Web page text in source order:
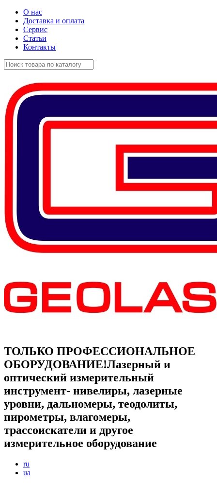
О нас
Доставка и оплата
Сервис
Статьи
Контакты
ТОЛЬКО ПРОФЕССИОНАЛЬНОЕ
ОБОРУДОВАНИЕ!Лазерный и
оптический измерительный
инструмент- нивелиры, лазерные
уровни, дальномеры, теодолиты,
пирометры, влагомеры,
трассоискатели и другое
измерительное оборудование
ru
ua